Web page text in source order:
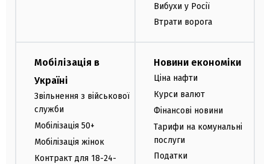
Вибухи у Росії
Втрати ворога
Мобілізація в
Україні
Звільнення з військової
служби
Мобілізація 50+
Мобілізація жінок
Контракт для 18-24-
Новини економіки
Ціна нафти
Курси валют
Фінансові новини
Тарифи на комунальні
послуги
Податки